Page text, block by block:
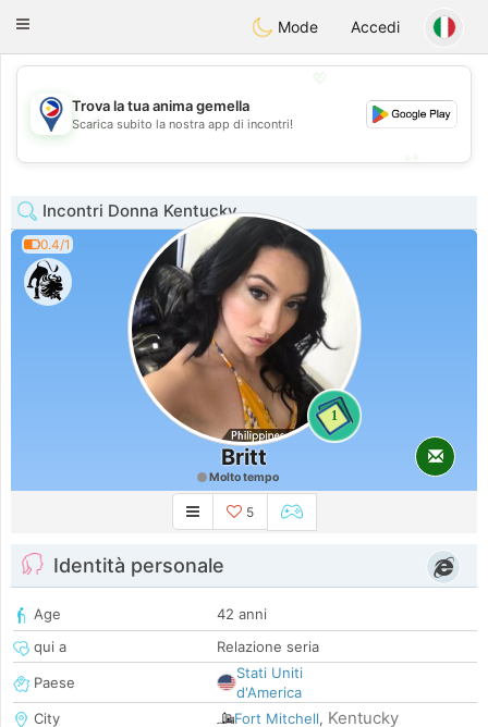
PhilippinesChat
Toggle
Mode Accedi
💖
💕
Trova la tua anima gemella
Scarica subito la nostra app di incontri!
Incontri Donna Kentucky
0.4/1
1
Britt
Molto tempo
5
Identità personale
Age
42 anni
qui a
Relazione seria
Paese
Stati Uniti
d'America
City
Fort Mitchell, Kentucky